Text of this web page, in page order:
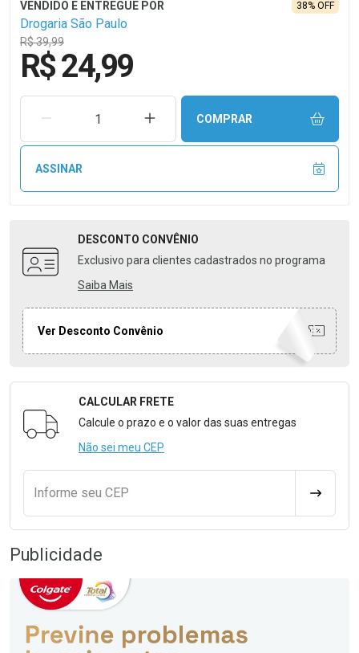
Drogaria São Paulo
R$ 39,99
38% OFF
R$ 24,99
REMOVER UMA UNIDADEAUMENTAR UMA UNIDADE
COMPRAR
ASSINAR
DESCONTO CONVÊNIO
Exclusivo para clientes cadastrados no programa
Saiba Mais
Ver Desconto Convênio
Formulário para Calcular o Frete
CALCULAR FRETE
Calcule o prazo e o valor das suas entregas
Não sei meu CEP
Informe seu CEP
Publicidade